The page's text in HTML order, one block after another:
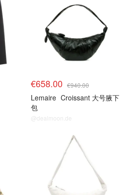
€658.00 €940.00
Lemaire Croissant 大号腋下
包
@dealmoon.de